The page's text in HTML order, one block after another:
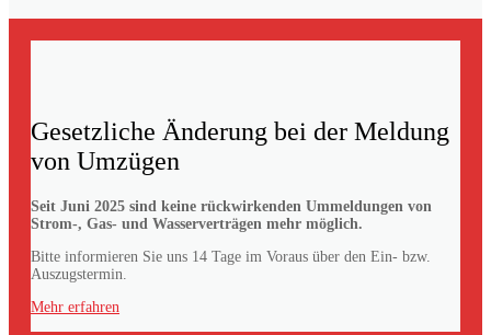
Gesetzliche Änderung bei der Meldung
von Umzügen
Seit Juni 2025 sind keine rückwirkenden Ummeldungen von
Strom-, Gas- und Wasserverträgen mehr möglich.
Bitte informieren Sie uns 14 Tage im Voraus über den Ein- bzw.
Auszugstermin.
Mehr erfahren